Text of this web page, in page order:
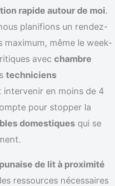
rapide autour de moi.
planifions un rendez-
maximum, même le week-
avec chambre
techniciens
intervenir en moins de 4
pour stopper la
domestiques qui se
de lit à proximité
ressources nécessaires